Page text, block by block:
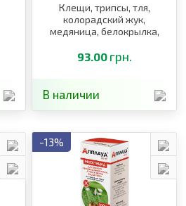
Клещи, трипсы, тля,
колорадский жук,
медяница, белокрылка,
93.00 грн.
В наличии
-13%